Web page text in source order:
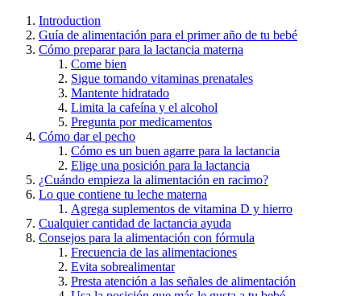
Introduction
Guía de alimentación para el primer año de tu bebé
Cómo preparar para la lactancia materna
Come bien
Sigue tomando vitaminas prenatales
Mantente hidratado
Limita la cafeína y el alcohol
Pregunta por medicamentos
Cómo dar el pecho
Cómo es un buen agarre para la lactancia
Elige una posición para la lactancia
¿Cuándo empieza la alimentación en racimo?
Lo que contiene tu leche materna
Agrega suplementos de vitamina D y hierro
Cualquier cantidad de lactancia ayuda
Consejos para la alimentación con fórmula
Frecuencia de las alimentaciones
Evita sobrealimentar
Presta atención a las señales de alimentación